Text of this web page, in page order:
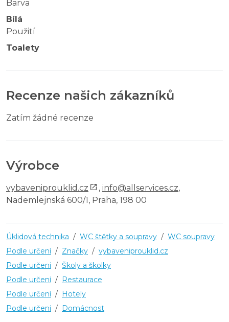
Barva
Bílá
Použití
Toalety
Recenze našich zákazníků
Zatím žádné recenze
Výrobce
vybaveniprouklid.cz , info@allservices.cz,
Nademlejnská 600/1, Praha, 198 00
Úklidová technika / WC štětky a soupravy / WC soupravy
Podle určení / Značky / vybaveniprouklid.cz
Podle určení / Školy a školky
Podle určení / Restaurace
Podle určení / Hotely
Podle určení / Domácnost